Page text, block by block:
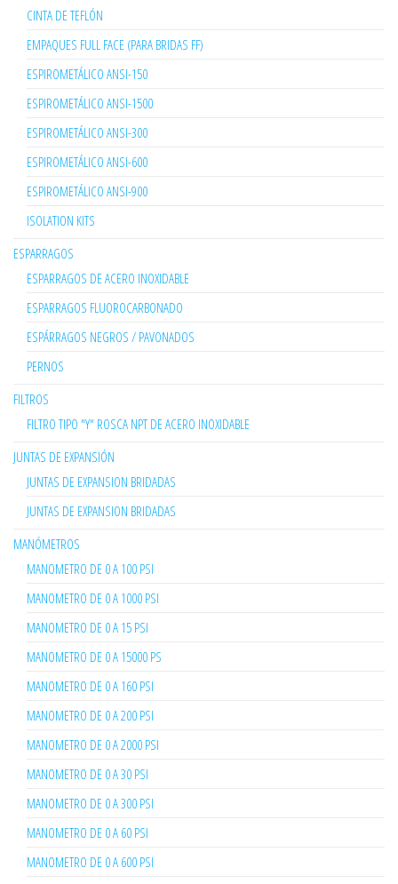
CINTA DE TEFLÓN
EMPAQUES FULL FACE (PARA BRIDAS FF)
ESPIROMETÁLICO ANSI-150
ESPIROMETÁLICO ANSI-1500
ESPIROMETÁLICO ANSI-300
ESPIROMETÁLICO ANSI-600
ESPIROMETÁLICO ANSI-900
ISOLATION KITS
ESPARRAGOS
ESPARRAGOS DE ACERO INOXIDABLE
ESPARRAGOS FLUOROCARBONADO
ESPÁRRAGOS NEGROS / PAVONADOS
PERNOS
FILTROS
FILTRO TIPO "Y" ROSCA NPT DE ACERO INOXIDABLE
JUNTAS DE EXPANSIÓN
JUNTAS DE EXPANSION BRIDADAS
JUNTAS DE EXPANSION BRIDADAS
MANÓMETROS
MANOMETRO DE 0 A 100 PSI
MANOMETRO DE 0 A 1000 PSI
MANOMETRO DE 0 A 15 PSI
MANOMETRO DE 0 A 15000 PS
MANOMETRO DE 0 A 160 PSI
MANOMETRO DE 0 A 200 PSI
MANOMETRO DE 0 A 2000 PSI
MANOMETRO DE 0 A 30 PSI
MANOMETRO DE 0 A 300 PSI
MANOMETRO DE 0 A 60 PSI
MANOMETRO DE 0 A 600 PSI